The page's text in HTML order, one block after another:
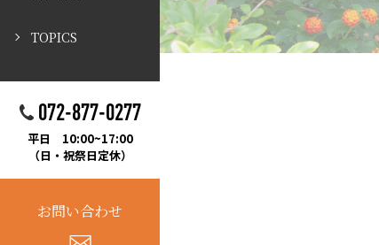
TOPICS
072-877-0277
平日 10:00~17:00
（日・祝祭日定休）
お問い合わせ